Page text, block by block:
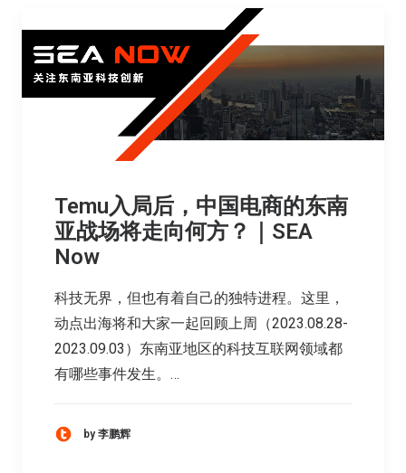
Temu入局后，中国电商的东南
亚战场将走向何方？｜SEA
Now
科技无界，但也有着自己的独特进程。这里，
动点出海将和大家一起回顾上周（2023.08.28-
2023.09.03）东南亚地区的科技互联网领域都
有哪些事件发生。…
by 李鹏辉